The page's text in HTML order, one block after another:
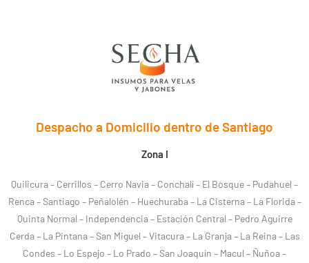
Despacho a Domicilio dentro de Santiago
Zona I
Quilicura – Cerrillos – Cerro Navia – Conchalí – El Bosque – Pudahuel –
Renca – Santiago – Peñalolén – Huechuraba – La Cisterna – La Florida –
Quinta Normal – Independencia – Estación Central – Pedro Aguirre
Cerda – La Pintana – San Miguel – Vitacura – La Granja – La Reina – Las
Condes – Lo Espejo – Lo Prado – San Joaquín – Macul – Ñuñoa –